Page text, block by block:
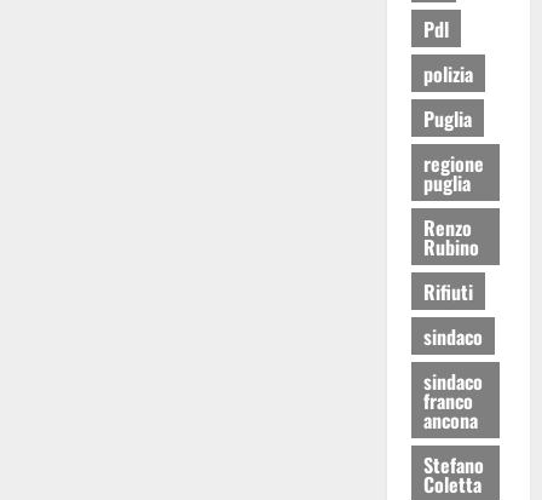
Pdl
polizia
Puglia
regione
puglia
Renzo
Rubino
Rifiuti
sindaco
sindaco
franco
ancona
Stefano
Coletta